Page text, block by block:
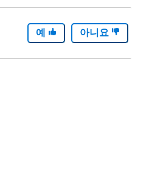
예 아니요